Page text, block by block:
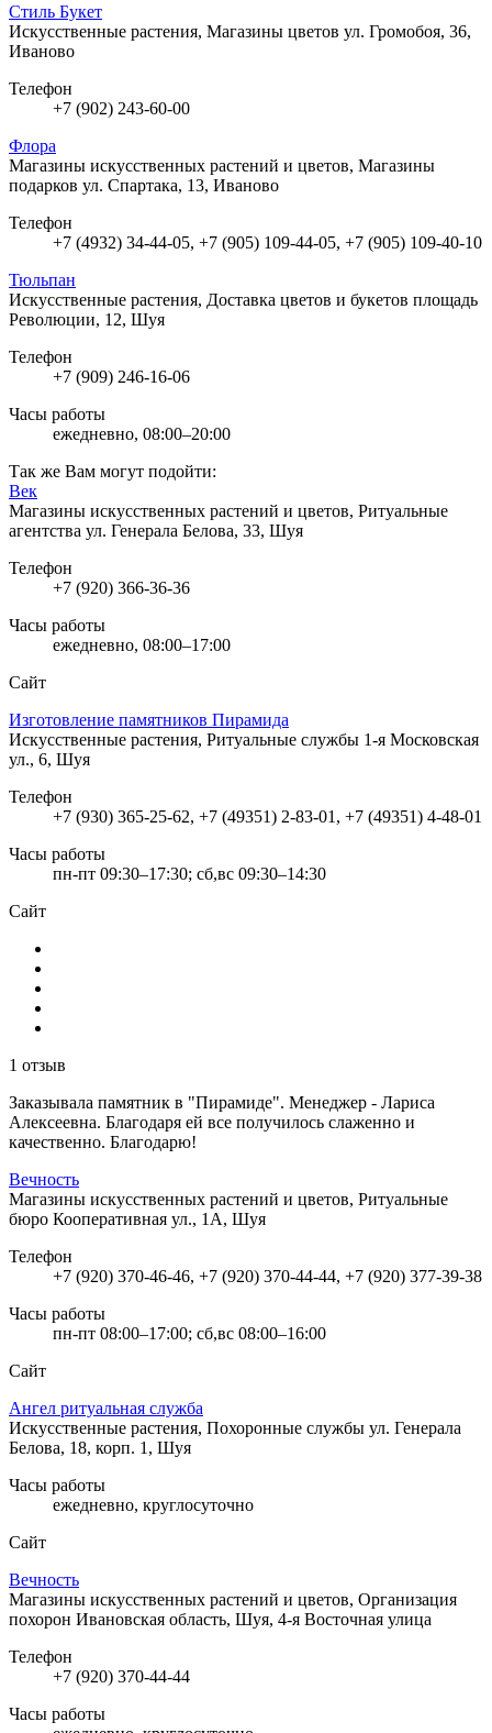
Стиль Букет
Искусственные растения, Магазины цветов ул. Громобоя, 36,
Иваново
Телефон
+7 (902) 243-60-00
Флора
Магазины искусственных растений и цветов, Магазины
подарков ул. Спартака, 13, Иваново
Телефон
+7 (4932) 34-44-05, +7 (905) 109-44-05, +7 (905) 109-40-10
Тюльпан
Искусственные растения, Доставка цветов и букетов площадь
Революции, 12, Шуя
Телефон
+7 (909) 246-16-06
Часы работы
ежедневно, 08:00–20:00
Так же Вам могут подойти:
Век
Магазины искусственных растений и цветов, Ритуальные
агентства ул. Генерала Белова, 33, Шуя
Телефон
+7 (920) 366-36-36
Часы работы
ежедневно, 08:00–17:00
Сайт
Изготовление памятников Пирамида
Искусственные растения, Ритуальные службы 1-я Московская
ул., 6, Шуя
Телефон
+7 (930) 365-25-62, +7 (49351) 2-83-01, +7 (49351) 4-48-01
Часы работы
пн-пт 09:30–17:30; сб,вс 09:30–14:30
Сайт
1 отзыв
Заказывала памятник в "Пирамиде". Менеджер - Лариса
Алексеевна. Благодаря ей все получилось слаженно и
качественно. Благодарю!
Вечность
Магазины искусственных растений и цветов, Ритуальные
бюро Кооперативная ул., 1А, Шуя
Телефон
+7 (920) 370-46-46, +7 (920) 370-44-44, +7 (920) 377-39-38
Часы работы
пн-пт 08:00–17:00; сб,вс 08:00–16:00
Сайт
Ангел ритуальная служба
Искусственные растения, Похоронные службы ул. Генерала
Белова, 18, корп. 1, Шуя
Часы работы
ежедневно, круглосуточно
Сайт
Вечность
Магазины искусственных растений и цветов, Организация
похорон Ивановская область, Шуя, 4-я Восточная улица
Телефон
+7 (920) 370-44-44
Часы работы